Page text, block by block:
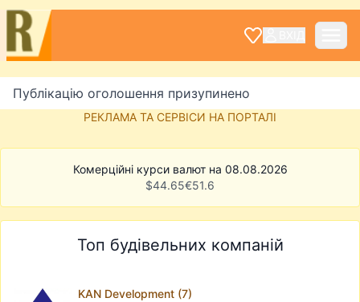
Публікацію оголошення призупинено
РЕКЛАМА ТА СЕРВІСИ НА ПОРТАЛІ
Комерційні курси валют на 08.08.2026
$44.65€51.6
Топ будівельних компаній
KAN Development (7)